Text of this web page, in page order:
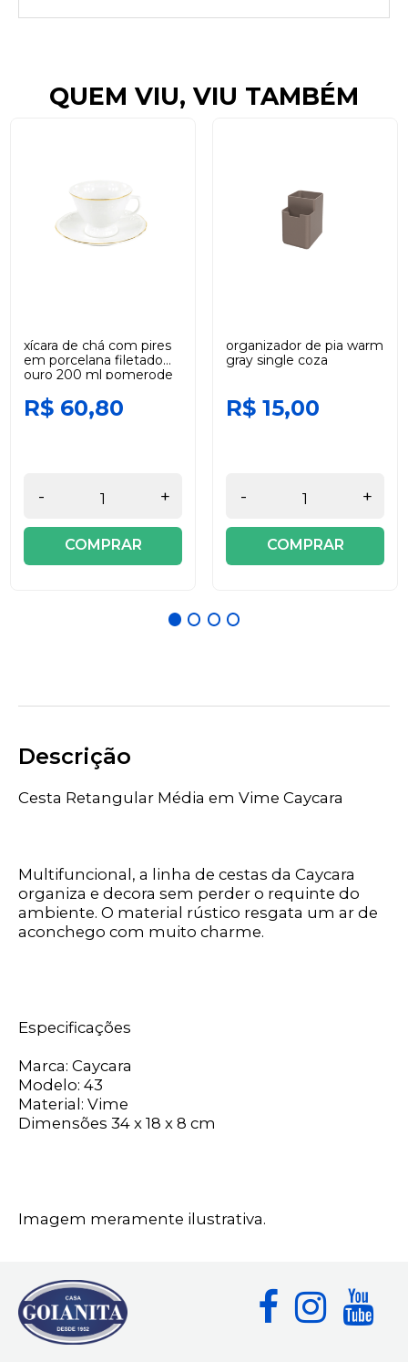
QUEM VIU, VIU TAMBÉM
xícara de chá com pires
em porcelana filetado
ouro 200 ml pomerode
R$ 60,80
- +
COMPRAR
organizador de pia warm
gray single coza
R$ 15,00
- +
COMPRAR
Descrição
Cesta Retangular Média em Vime Caycara
Multifuncional, a linha de cestas da Caycara
organiza e decora sem perder o requinte do
ambiente. O material rústico resgata um ar de
aconchego com muito charme.
Especificações
Marca: Caycara
Modelo: 43
Material: Vime
Dimensões 34 x 18 x 8 cm
Imagem meramente ilustrativa.